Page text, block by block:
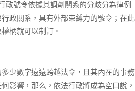
政號令依據其調劑關系的分歧分為律例
政關系，具有外部束縛力的號令；在此
柄就可以制訂。
少數字遠遠跨越法令，且其內在的事務
影響，那么，依法行政將成為空口說，